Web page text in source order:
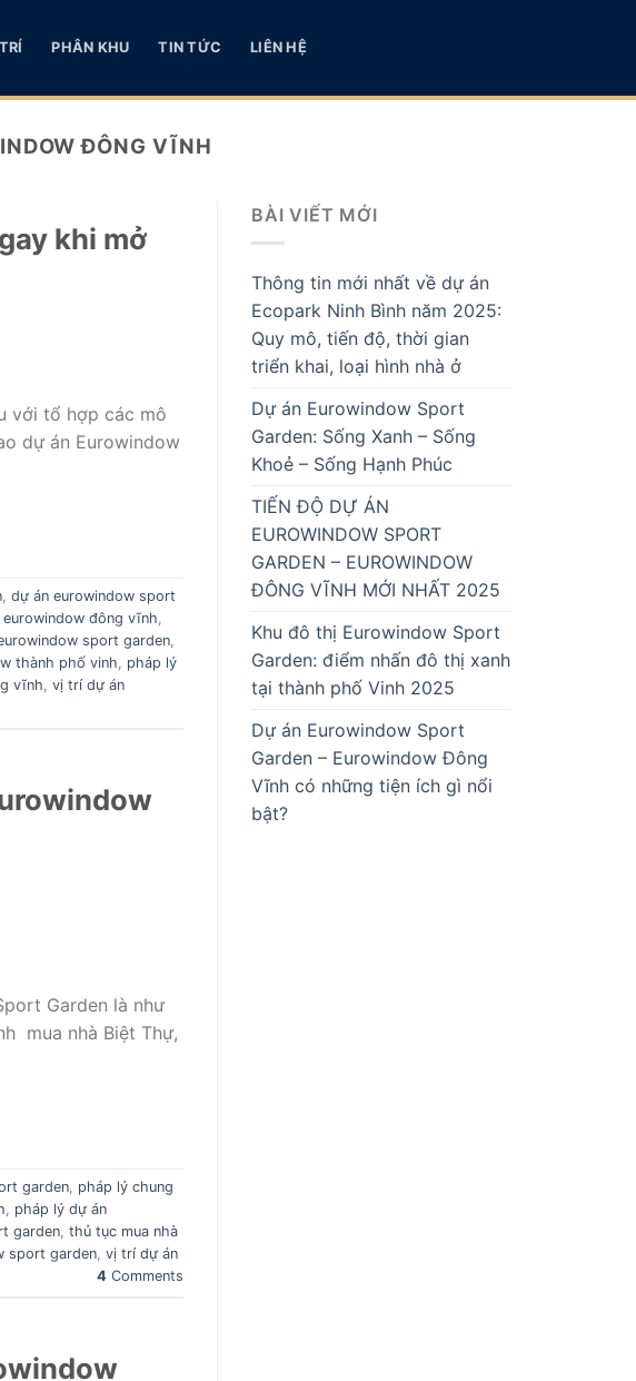
PHÂN KHU TIN TỨC LIÊN HỆ
ĐÔNG VĨNH
khi mở
với tổ hợp các mô
dự án Eurowindow
, dự án eurowindow sport
đông vĩnh,
sport garden,
thành phố vinh, pháp lý
vĩnh, vị trí dự án
Garden là như
mua nhà Biệt Thự,
garden pháp lý chung
pháp lý dự án
garden thủ tục mua nhà
sport garden vị trí dự án
4 Comments
BÀI VIẾT MỚI
Thông tin mới nhất về dự án
Ecopark Ninh Bình năm 2025:
Quy mô, tiến độ, thời gian
triển khai, loại hình nhà ở
Dự án Eurowindow Sport
Garden: Sống Xanh – Sống
Khoẻ – Sống Hạnh Phúc
TIẾN ĐỘ DỰ ÁN
EUROWINDOW SPORT
GARDEN – EUROWINDOW
ĐÔNG VĨNH MỚI NHẤT 2025
Khu đô thị Eurowindow Sport
Garden: điểm nhấn đô thị xanh
tại thành phố Vinh 2025
Dự án Eurowindow Sport
Garden – Eurowindow Đông
Vĩnh có những tiện ích gì nổi
bật?